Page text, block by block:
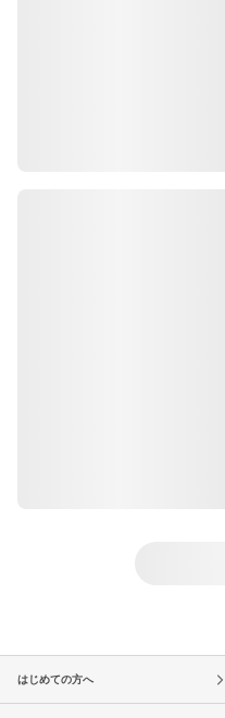
はじめての方へ